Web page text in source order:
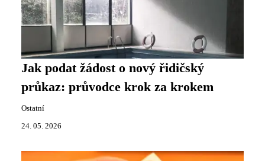
Jak podat žádost o nový řidičský
průkaz: průvodce krok za krokem
Ostatní
24. 05. 2026